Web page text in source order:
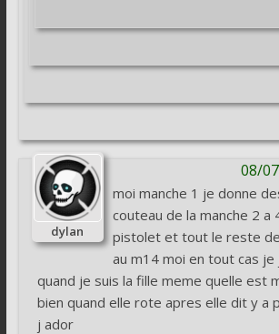
08/
dylan
moi manche 1 je donne
couteau de la manche 2 a
pistolet et tout le reste
au m14 moi en tout cas je
quand je suis la fille meme quelle est
bien quand elle rote apres elle dit y a
j ador